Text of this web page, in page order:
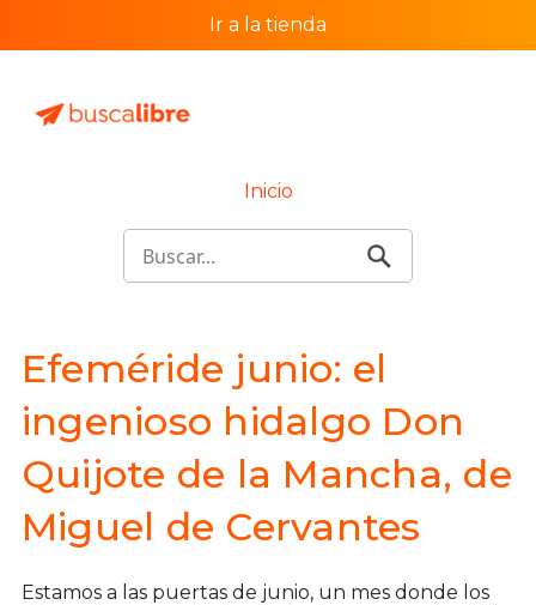
Ir a la tienda
Inicio
Efeméride junio: el
ingenioso hidalgo Don
Quijote de la Mancha, de
Miguel de Cervantes
Estamos a las puertas de junio, un mes donde los